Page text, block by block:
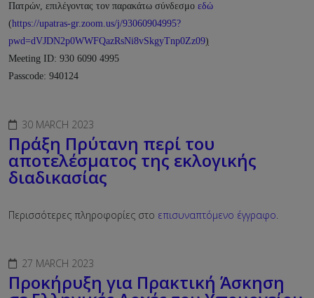
Πατρών, επιλέγοντας τον παρακάτω σύνδεσμο εδώ
(https://upatras-gr.zoom.us/j/93060904995?
pwd=dVJDN2p0WWFQazRsNi8vSkgyTnp0Zz09)
Meeting ID: 930 6090 4995
Passcode: 940124
30 MARCH 2023
Πράξη Πρύτανη περί του
αποτελέσματος της εκλογικής
διαδικασίας
Περισσότερες πληροφορίες στο επισυναπτόμενο έγγραφο.
27 MARCH 2023
Προκήρυξη για Πρακτική Άσκηση